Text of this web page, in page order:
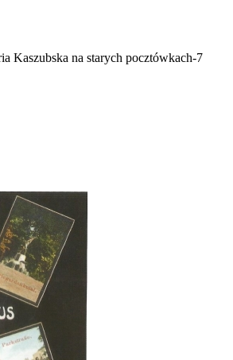
Kaszubska na starych pocztówkach-7